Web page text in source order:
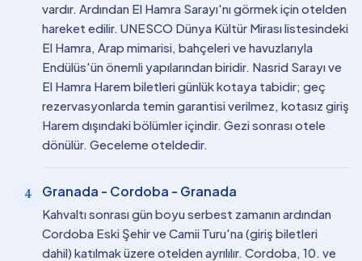
vardır. Ardından El Hamra Sarayı'nı görmek için otelden
hareket edilir. UNESCO Dünya Kültür Mirası listesindeki
El Hamra, Arap mimarisi, bahçeleri ve havuzlarıyla
Endülüs'ün önemli yapılarından biridir. Nasrid Sarayı ve
El Hamra Harem biletleri günlük kotaya tabidir; geç
rezervasyonlarda temin garantisi verilmez, kotasız giriş
Harem dışındaki bölümler içindir. Gezi sonrası otele
dönülür. Geceleme oteldedir.
4 Granada - Cordoba - Granada
Kahvaltı sonrası gün boyu serbest zamanın ardından
Cordoba Eski Şehir ve Camii Turu'na (giriş biletleri
dahil) katılmak üzere otelden ayrılılır. Cordoba, 10. ve